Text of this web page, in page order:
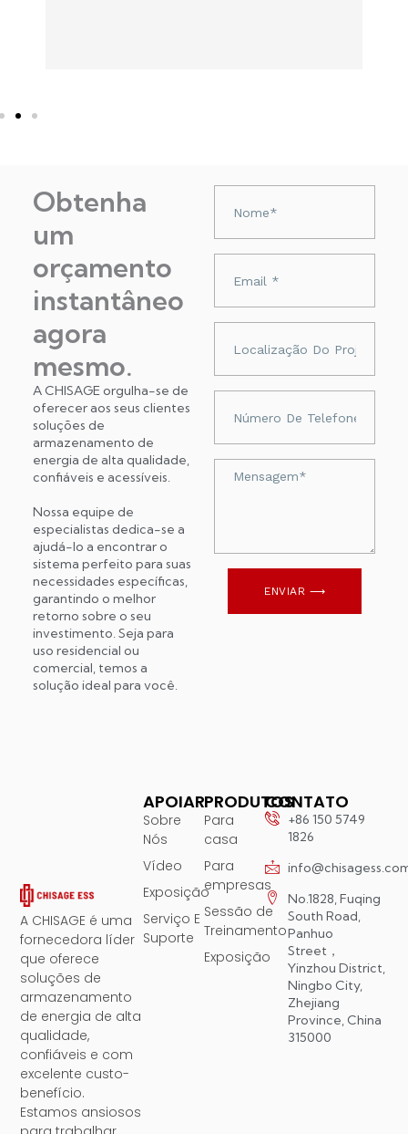
Obtenha
um
orçamento
instantâneo
agora
mesmo.
A CHISAGE orgulha-se de
oferecer aos seus clientes
soluções de
armazenamento de
energia de alta qualidade,
confiáveis ​​e acessíveis.
Nossa equipe de
especialistas dedica-se a
ajudá-lo a encontrar o
sistema perfeito para suas
necessidades específicas,
garantindo o melhor
retorno sobre o seu
investimento. Seja para
uso residencial ou
comercial, temos a
solução ideal para você.
telefonu
ENVIAR ⟶
A CHISAGE é uma
fornecedora líder
que oferece
soluções de
armazenamento
de energia de alta
qualidade,
confiáveis ​​e com
excelente custo-
benefício.
Estamos ansiosos
PRODUTOS
Para
casa
Para
empresas
Sessão de
Treinamento
Exposição
APOIAR
Sobre
Nós
Vídeo
Exposição
Serviço E
Suporte
CONTATO
+86 150 5749
1826
No.1828, Fuqing
South Road,
Panhuo
Street，
Yinzhou District,
Ningbo City,
Zhejiang
Province, China
315000